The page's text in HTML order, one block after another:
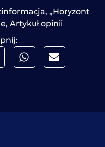
, „Horyzont
, Artykuł opinii